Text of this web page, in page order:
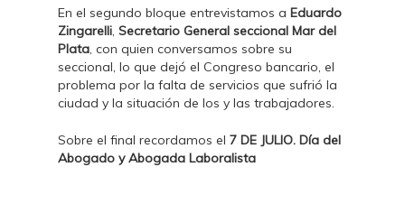
En el segundo bloque entrevistamos aEduardo
Zingarelli,Secretario General seccional Mar del
Plata, con quien conversamos sobre su
seccional, lo que dejó el Congreso bancario, el
problema por la falta de servicios que sufrió la
ciudad y la situación de los y las trabajadores.
Sobre el final recordamos el7 DE JULIO. Día del
Abogado y Abogada Laboralista